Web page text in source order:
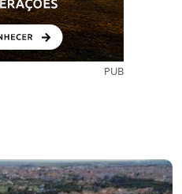
PUB